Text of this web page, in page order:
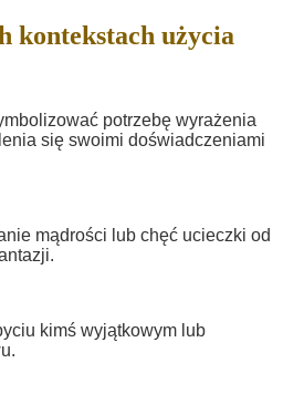
kontekstach użycia
potrzebę wyrażenia
się swoimi doświadczeniami
mądrości lub chęć ucieczki od
kimś wyjątkowym lub